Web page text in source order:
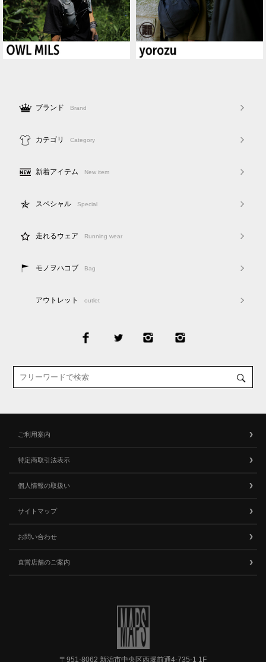
ブランド Brand
カテゴリ Category
新着アイテム New item
スペシャル Special
走れるウェア Running wear
モノヲハコブ Bag
アウトレット outlet
ご利用案内
特定商取引法表示
個人情報の取扱い
サイトマップ
お問い合わせ
直営店舗のご案内
〒951-8062 新潟市中央区西堀前通4-735-1 1F